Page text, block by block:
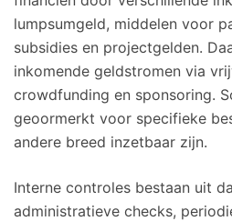
lumpsumgeld, middelen voor
subsidies en projectgelden.
inkomende geldstromen via
crowdfunding en sponsoring.
geoormerkt voor specifieke
andere breed inzetbaar zijn.
Interne controles bestaan uit
administratieve checks,